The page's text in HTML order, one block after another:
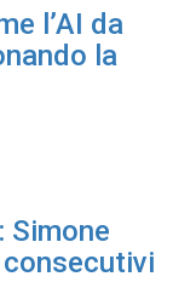
l’AI da
la
Simone